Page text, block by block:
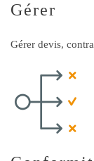
Gérer
Gérer devis,